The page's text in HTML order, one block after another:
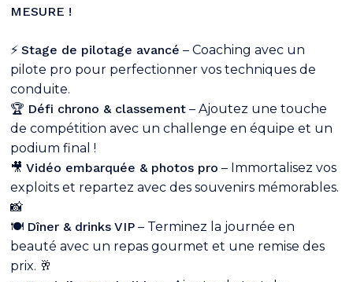
Votre panier est vide.
MESURE !
⚡Stage de pilotage avancé – Coaching avec un
pilote pro pour perfectionner vos techniques de
conduite.
🏆 Défi chrono & classement – Ajoutez une touche
de compétition avec un challenge en équipe et un
podium final !
🎥Vidéo embarquée & photos pro – Immortalisez vos
exploits et repartez avec des souvenirs mémorables.
📸
🍽️ Dîner & drinks VIP – Terminez la journée en
beauté avec un repas gourmet et une remise des
prix. 🥂